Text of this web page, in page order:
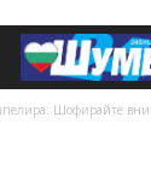
Шофирайте